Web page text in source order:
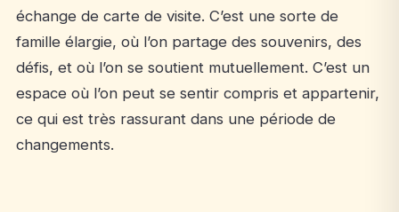
échange de carte de visite. C’est une sorte de
famille élargie, où l’on partage des souvenirs, des
défis, et où l’on se soutient mutuellement. C’est un
espace où l’on peut se sentir compris et appartenir,
ce qui est très rassurant dans une période de
changements.